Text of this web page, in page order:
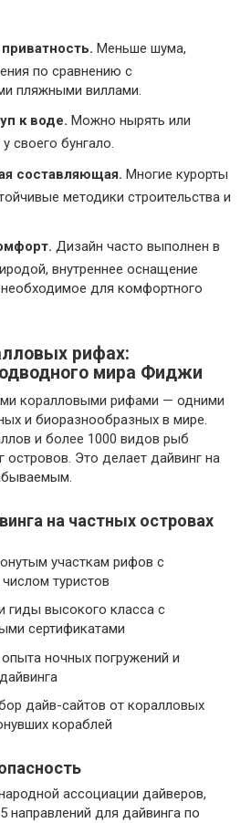
Меньше шума,
по сравнению с
пляжными виллами.
к воде. Можно нырять или
своего бунгало.
составляющая. Многие курорты
методики строительства и
Дизайн часто выполнен в
внутреннее оснащение
для комфортного
рифах:
мира Фиджи
коралловыми рифами — одними
и биоразнообразных в мире.
и более 1000 видов рыб
островов. Это делает дайвинг на
на частных островах
участкам рифов с
туристов
гиды высокого класса с
сертификатами
ночных погружений и
дайв-сайтов от коралловых
кораблей
ассоциации дайверов,
для дайвинга по